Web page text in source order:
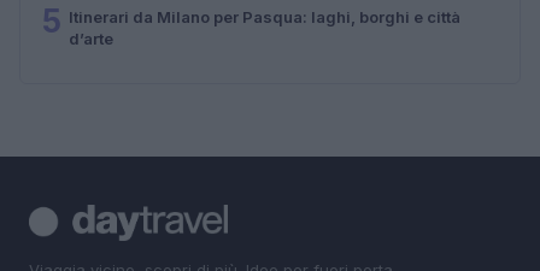
5 Itinerari da Milano per Pasqua: laghi, borghi e città
d’arte